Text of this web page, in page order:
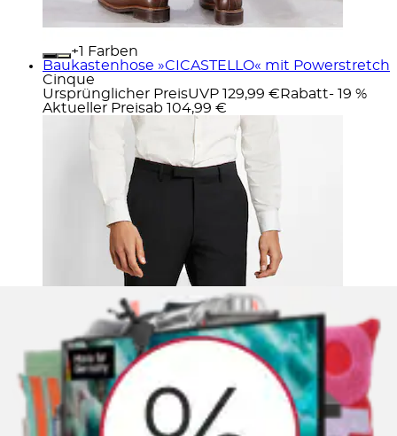
+
Farben
Baukastenhose »CICASTELLO« mit Powerstretch
Cinque
Ursprünglicher PreisUVP 129,99 € Rabatt- 19 %
Aktueller Preisab 104,99 €